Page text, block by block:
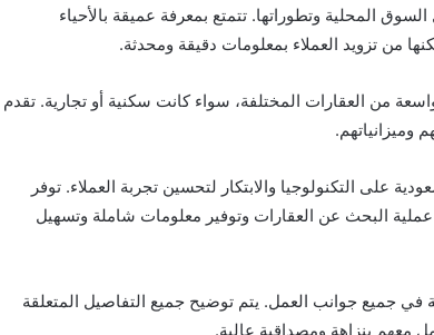
المحلية وتطوراتها. تتمتع بمعرفة عميقة بالأحياء
من تزويد العملاء بمعلومات دقيقة ومحدثة.
من العقارات المختلفة، سواء كانت سكنية أو تجارية. تقدم
وميزانياتهم.
على التكنولوجيا والابتكار لتحسين تجربة العملاء. توفر
البحث عن العقارات وتوفير معلومات شاملة وتسهيل
في جميع جوانب العمل. يتم توضيح جميع التفاصيل المتعلقة
معهم بنزاهة ومصداقية عالية.